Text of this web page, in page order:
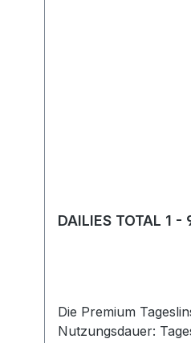
DAILIES TOTAL 1 -
Die Premium Tageslinse TOTAL
Nutzungsdauer: